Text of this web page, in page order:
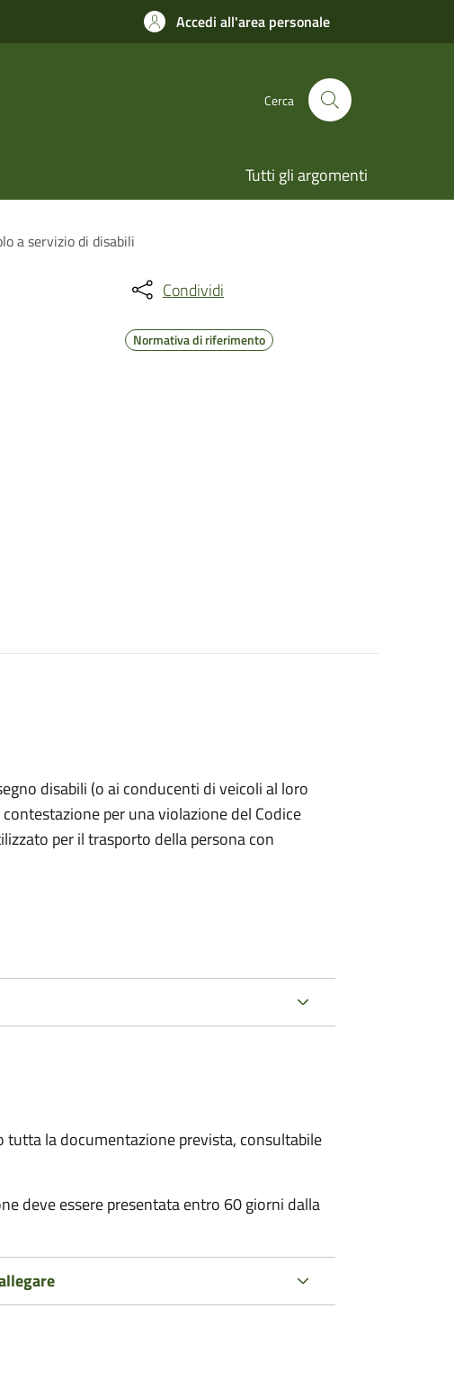
Accedi all'area personale
Cerca
Tutti gli argomenti
a servizio di disabili
Condividi
Normativa di riferimento
disabili (o ai conducenti di veicoli al loro
per una violazione del Codice
per il trasporto della persona con
la documentazione prevista, consultabile
deve essere presentata entro 60 giorni dalla